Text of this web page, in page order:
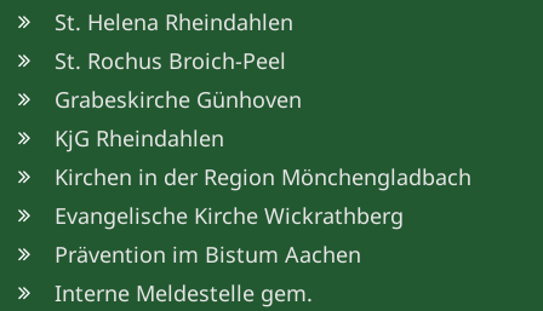
St. Helena Rheindahlen
St. Rochus Broich-Peel
Grabeskirche Günhoven
KjG Rheindahlen
Kirchen in der Region Mönchengladbach
Evangelische Kirche Wickrathberg
Prävention im Bistum Aachen
Interne Meldestelle gem.